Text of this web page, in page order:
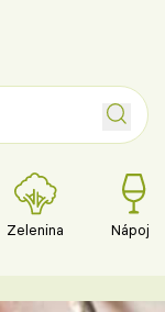
Zelenina Nápoje